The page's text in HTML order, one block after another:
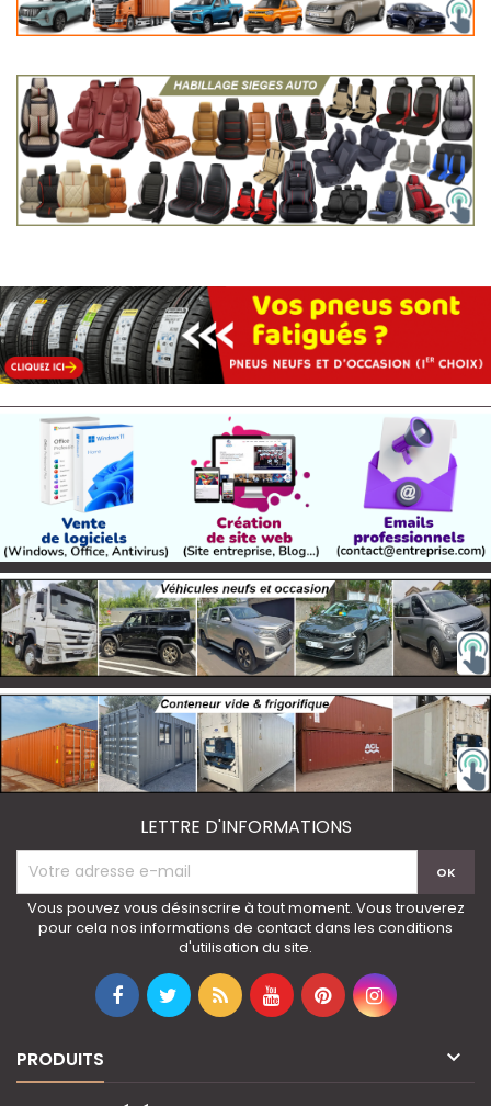
LETTRE D'INFORMATIONS
Vous pouvez vous désinscrire à tout moment. Vous trouverez
pour cela nos informations de contact dans les conditions
d'utilisation du site.
PRODUITS 